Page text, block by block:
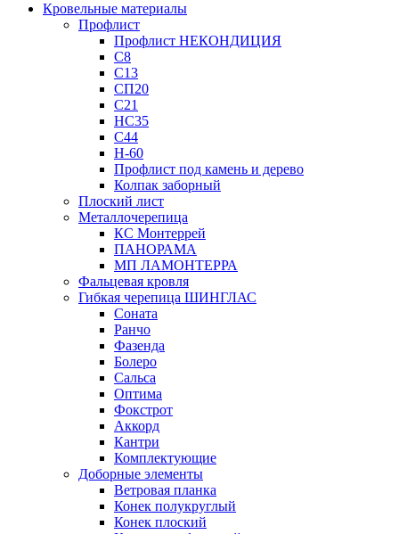
Кровельные материалы
Профлист
Профлист НЕКОНДИЦИЯ
С8
С13
СП20
С21
НС35
С44
Н-60
Профлист под камень и дерево
Колпак заборный
Плоский лист
Металлочерепица
КС Монтеррей
ПАНОРАМА
МП ЛАМОНТЕРРА
Фальцевая кровля
Гибкая черепица ШИНГЛАС
Соната
Ранчо
Фазенда
Болеро
Сальса
Оптима
Фокстрот
Аккорд
Кантри
Комплектующие
Доборные элементы
Ветровая планка
Конек полукруглый
Конек плоский